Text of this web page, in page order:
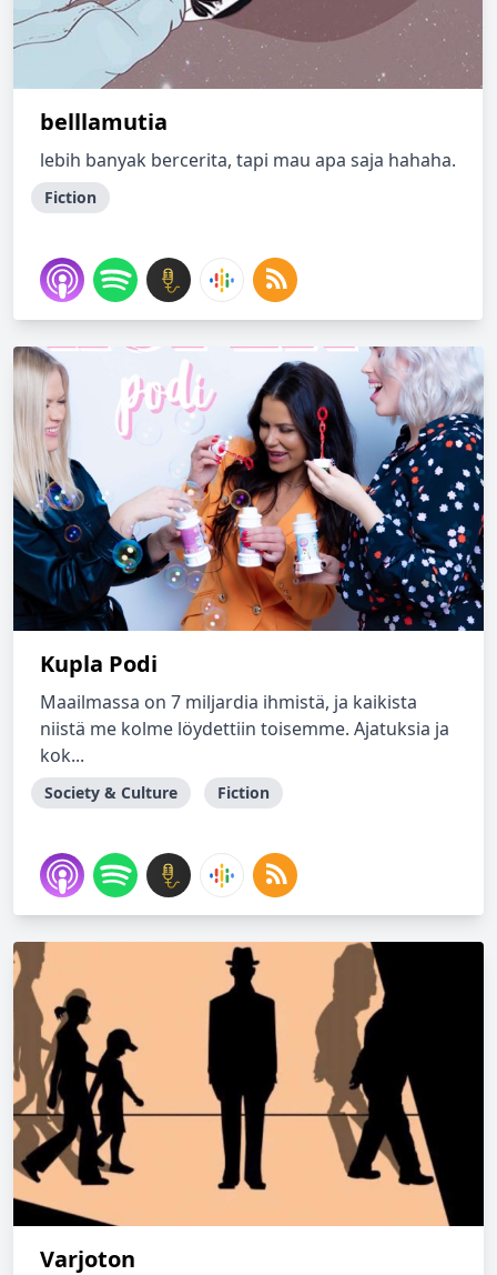
belllamutia
lebih banyak bercerita, tapi mau apa saja hahaha.
Fiction
Kupla Podi
Maailmassa on 7 miljardia ihmistä, ja kaikista
niistä me kolme löydettiin toisemme. Ajatuksia ja
kok...
Society & Culture Fiction
Varjoton